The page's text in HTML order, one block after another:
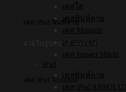
เคส iPad พิมพ์ลาย
สวยในรูปแบบตัวคุณเอง
เคส iPad Absolute
เคสใส
เคสพิมพ์ลาย
เคส Magsafe
เคสกระจก
เคส Impact Shield
iPad
เคสพิมพ์ลาย
เคส iPad